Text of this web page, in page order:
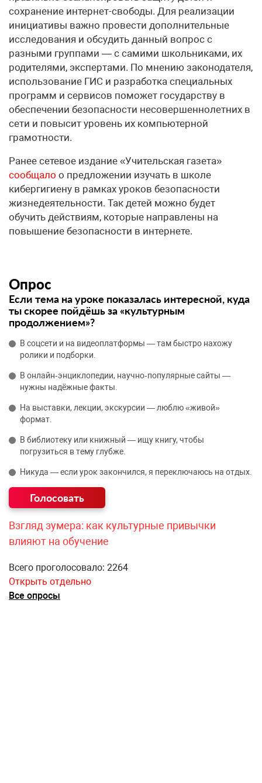
сохранение интернет-свободы. Для реализации
инициативы важно провести дополнительные
исследования и обсудить данный вопрос с
разными группами — с самими школьниками, их
родителями, экспертами. По мнению законодателя,
использование ГИС и разработка специальных
программ и сервисов поможет государству в
обеспечении безопасности несовершеннолетних в
сети и повысит уровень их компьютерной
грамотности.
Ранее сетевое издание «Учительская газета»
сообщало о предложении изучать в школе
кибергигиену в рамках уроков безопасности
жизнедеятельности. Так детей можно будет
обучить действиям, которые направлены на
повышение безопасности в интернете.
Опрос
Если тема на уроке показалась интересной, куда
ты скорее пойдёшь за «культурным
продолжением»?
В соцсети и на видеоплатформы — там быстро нахожу
ролики и подборки.
В онлайн‑энциклопедии, научно‑популярные сайты —
нужны надёжные факты.
На выставки, лекции, экскурсии — люблю «живой»
формат.
В библиотеку или книжный — ищу книгу, чтобы
погрузиться в тему глубже.
Никуда — если урок закончился, я переключаюсь на отдых.
Взгляд зумера: как культурные привычки
влияют на обучение
Всего проголосовало: 2264
Открыть отдельно
Все опросы